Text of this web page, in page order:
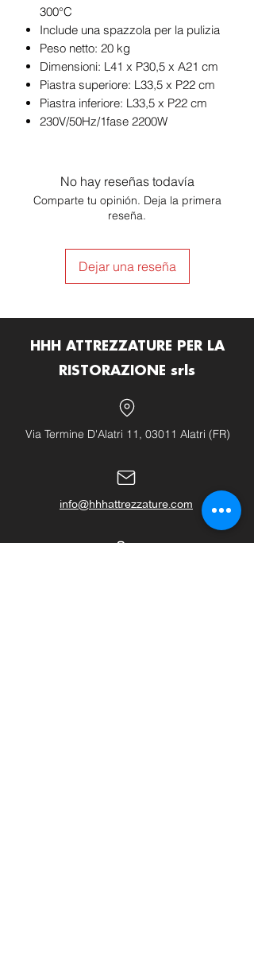
300°C
Include una spazzola per la pulizia
Peso netto: 20 kg
Dimensioni: L41 x P30,5 x A21 cm
Piastra superiore: L33,5 x P22 cm
Piastra inferiore: L33,5 x P22 cm
230V/50Hz/1fase 2200W
No hay reseñas todavía
Comparte tu opinión. Deja la primera
reseña.
Dejar una reseña
HHH ATTREZZATURE PER LA
RISTORAZIONE srls
Via Termine D'Alatri 11, 03011 Alatri (FR)
info@hhhattrezzature.com